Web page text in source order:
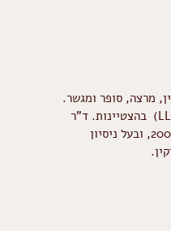
מרצה, סופר ומגשר.
הוא בעל תואר ראשון במשפטים (.LL.B) בהצטיינות. ד"ר
סגל חבר בלשכת עורכי הדין משנת 2006, ובעל ניסיון